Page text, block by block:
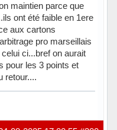
maintien parce que
ont été faible en 1ere
aux cartons
pro marseillais
ci...bref on aurait
pour les 3 points et
retour....